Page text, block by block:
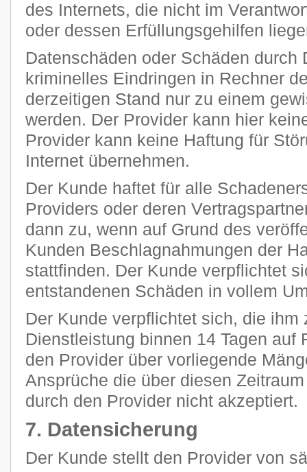
des Internets, die nicht im
oder dessen Erfüllungsgehilfen
Datenschäden oder Schäden durch
kriminelles Eindringen in Rechner
derzeitigen Stand nur zu einem
werden. Der Provider kann hier
Provider kann keine Haftung für
Internet übernehmen.
Der Kunde haftet für alle
Providers oder deren
dann zu, wenn auf Grund des
Kunden Beschlagnahmungen der
stattfinden. Der Kunde verpflichtet
entstandenen Schäden in vollem
Der Kunde verpflichtet sich, die ihm
Dienstleistung binnen 14 Tagen auf
den Provider über vorliegende
Ansprüche die über diesen
durch den Provider nicht akzeptiert.
7. Datensicherung
Der Kunde stellt den Provider von